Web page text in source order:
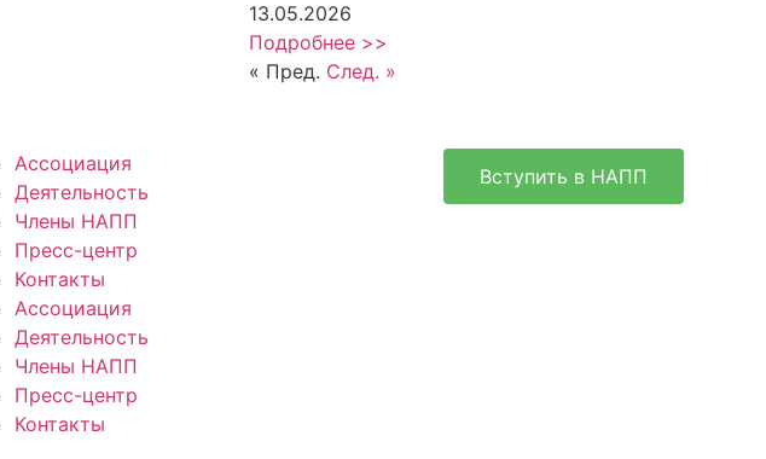
13.05.2026
Подробнее >>
« Пред. След. »
Ассоциация
Деятельность
Члены НАПП
Пресс-центр
Контакты
Ассоциация
Деятельность
Члены НАПП
Пресс-центр
Контакты
Вступить в НАПП